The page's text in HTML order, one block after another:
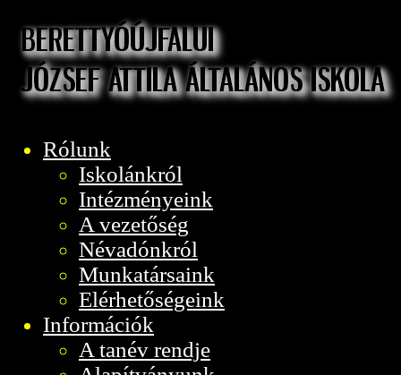
Rólunk
Iskolánkról
Intézményeink
A vezetőség
Névadónkról
Munkatársaink
Elérhetőségeink
Információk
A tanév rendje